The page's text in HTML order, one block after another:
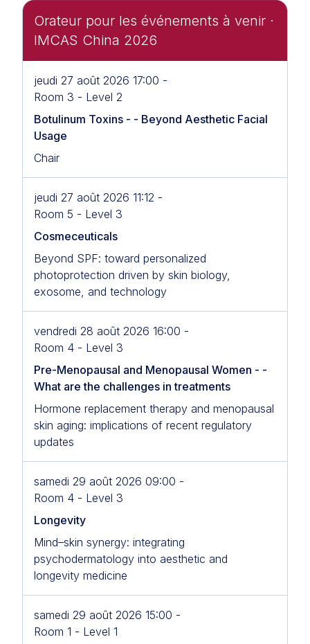
Orateur pour les événements à venir ·
IMCAS China 2026
jeudi 27 août 2026 17:00 -
Room 3 - Level 2
Botulinum Toxins - - Beyond Aesthetic Facial
Usage
Chair
jeudi 27 août 2026 11:12 -
Room 5 - Level 3
Cosmeceuticals
Beyond SPF: toward personalized
photoprotection driven by skin biology,
exosome, and technology
vendredi 28 août 2026 16:00 -
Room 4 - Level 3
Pre-Menopausal and Menopausal Women - -
What are the challenges in treatments
Hormone replacement therapy and menopausal
skin aging: implications of recent regulatory
updates
samedi 29 août 2026 09:00 -
Room 4 - Level 3
Longevity
Mind–skin synergy: integrating
psychodermatology into aesthetic and
longevity medicine
samedi 29 août 2026 15:00 -
Room 1 - Level 1